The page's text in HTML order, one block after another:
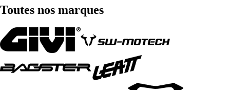
Toutes nos marques